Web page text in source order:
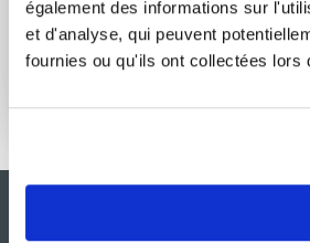
également des informations sur
et d'analyse, qui peuvent
fournies ou qu'ils ont collectées